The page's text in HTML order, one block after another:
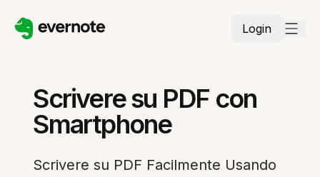
Login
Scrivere su PDF con
Smartphone
Scrivere su PDF Facilmente Usando